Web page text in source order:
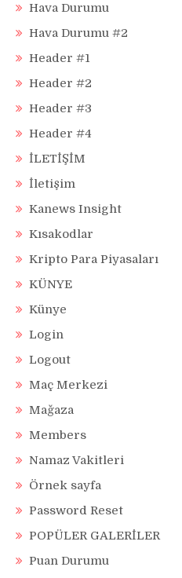
Hava Durumu
Hava Durumu #2
Header #1
Header #2
Header #3
Header #4
İLETİŞİM
İletişim
Kanews Insight
Kısakodlar
Kripto Para Piyasaları
KÜNYE
Künye
Login
Logout
Maç Merkezi
Mağaza
Members
Namaz Vakitleri
Örnek sayfa
Password Reset
POPÜLER GALERİLER
Puan Durumu